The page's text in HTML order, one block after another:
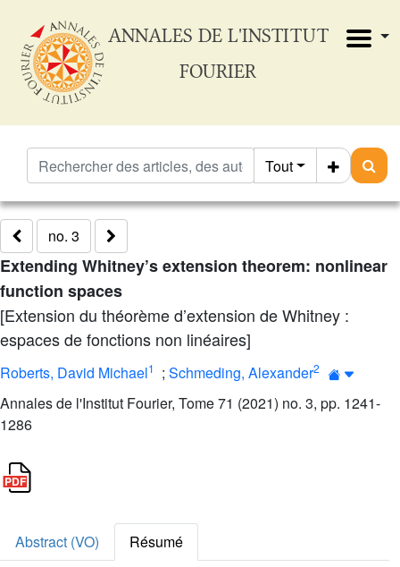
ANNALES DE L'INSTITUT
FOURIER
Tout
no. 3
Extending Whitney’s extension theorem: nonlinear
function spaces
[Extension du théorème d’extension de Whitney :
espaces de fonctions non linéaires]
Roberts, David Michael1 ; Schmeding, Alexander2
Annales de l'Institut Fourier, Tome 71 (2021) no. 3, pp. 1241-
1286
Abstract (VO)
Résumé